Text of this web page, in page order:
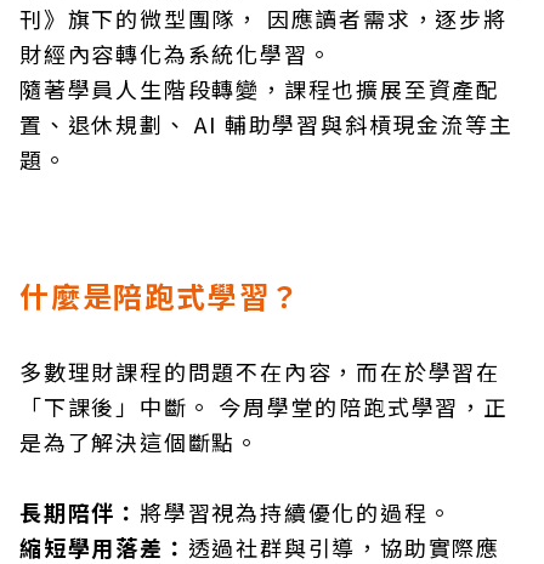
刊》旗下的微型團隊， 因應讀者需求，逐步將
財經內容轉化為系統化學習。
隨著學員人生階段轉變，課程也擴展至資產配
置、退休規劃、 AI 輔助學習與斜槓現金流等主
題。
什麼是陪跑式學習？
多數理財課程的問題不在內容，而在於學習在
「下課後」中斷。 今周學堂的陪跑式學習，正
是為了解決這個斷點。
長期陪伴： 將學習視為持續優化的過程。
縮短學用落差： 透過社群與引導，協助實際應